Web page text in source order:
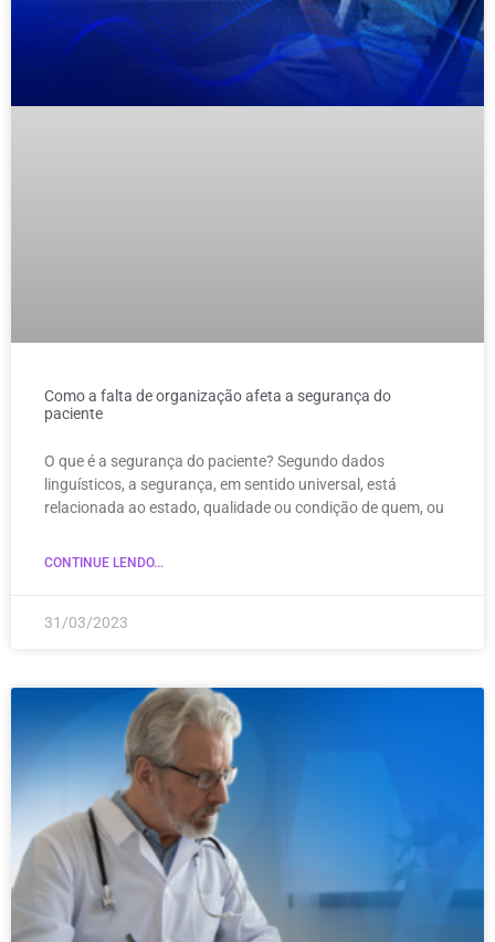
Como a falta de organização afeta a segurança do
paciente
O que é a segurança do paciente? Segundo dados
linguísticos, a segurança, em sentido universal, está
relacionada ao estado, qualidade ou condição de quem, ou
CONTINUE LENDO...
31/03/2023